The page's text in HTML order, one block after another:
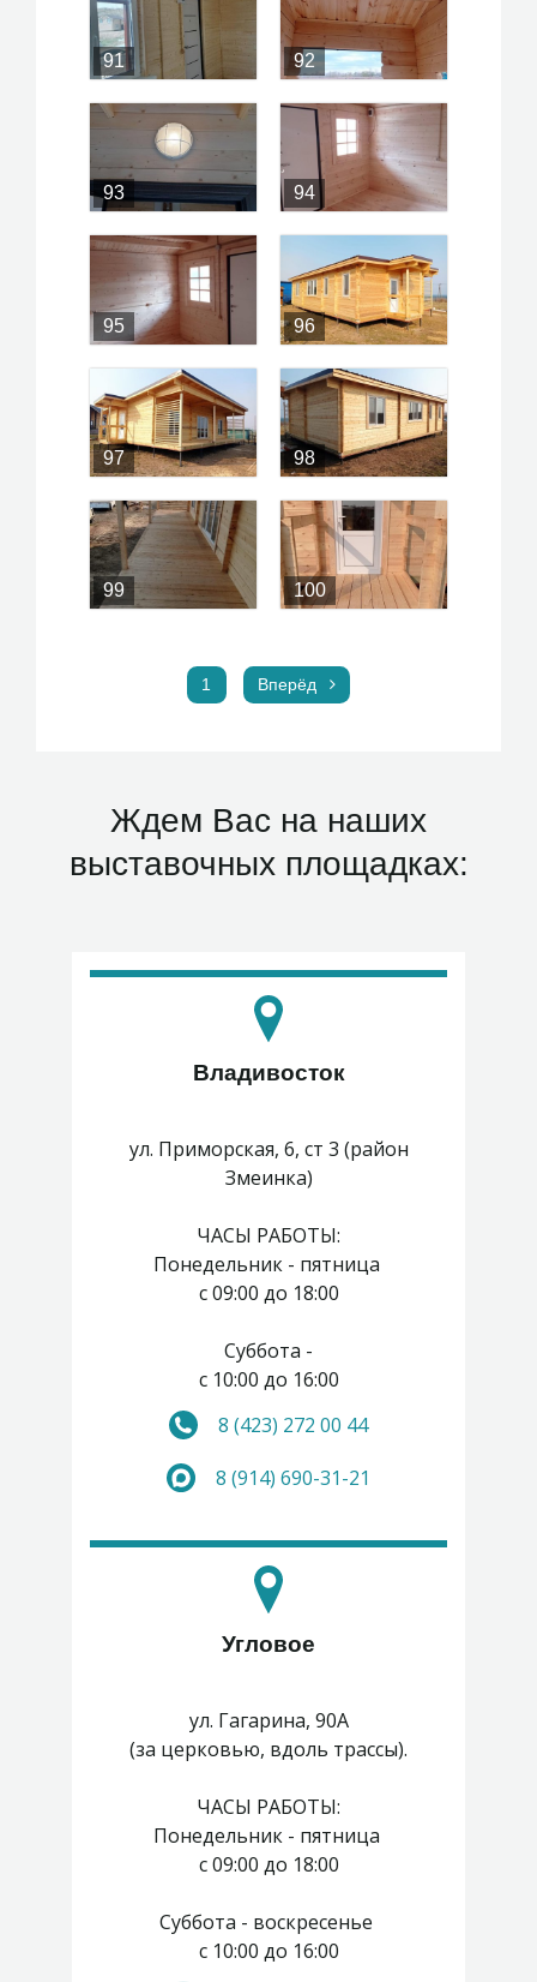
91 92
93 94
95 96
97 98
99 100
1 Вперёд
Ждем Вас на наших
выставочных площадках:
ул. Приморская, 6, ст 3 (район
Змеинка)
ЧАСЫ РАБОТЫ:
Понедельник - пятница
с 09:00 до 18:00
Суббота -
с 10:00 до 16:00
Воскресенье - выходной
Владивосток
8 (423) 272 00 44
8 (914) 690-31-21
ул. Гагарина, 90А
(за церковью, вдоль трассы).
ЧАСЫ РАБОТЫ:
Понедельник - пятница
с 09:00 до 18:00
Суббота - воскресенье
с 10:00 до 16:00
Угловое